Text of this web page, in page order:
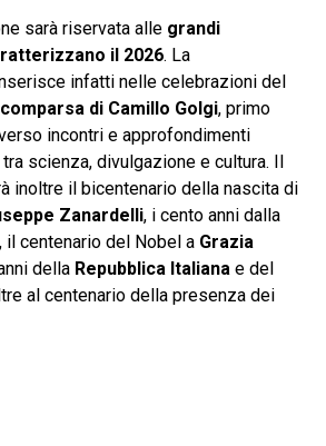
sarà riservata alle grandi
il 2026. La
infatti nelle celebrazioni del
di Camillo Golgi, primo
incontri e approfondimenti
scienza, divulgazione e cultura. Il
inoltre il bicentenario della nascita di
Zanardelli, i cento anni dalla
, il centenario del Nobel a Grazia
della Repubblica Italianae del
al centenario della presenza dei